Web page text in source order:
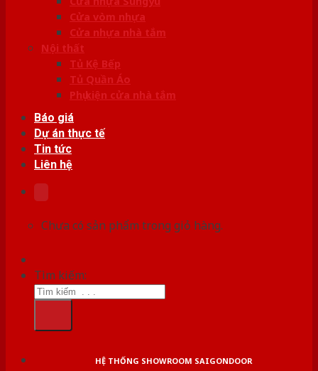
Cửa vòm nhựa
Cửa nhựa nhà tắm
Nội thất
Tủ Kệ Bếp
Tủ Quần Áo
Phụ kiện cửa nhà tắm
Báo giá
Dự án thực tế
Tin tức
Liên hệ
Chưa có sản phẩm trong giỏ hàng.
Tìm kiếm:
HỆ THỐNG SHOWROOM SAIGONDOOR